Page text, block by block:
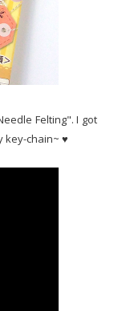
Felting". I got
key-chain~ ♥